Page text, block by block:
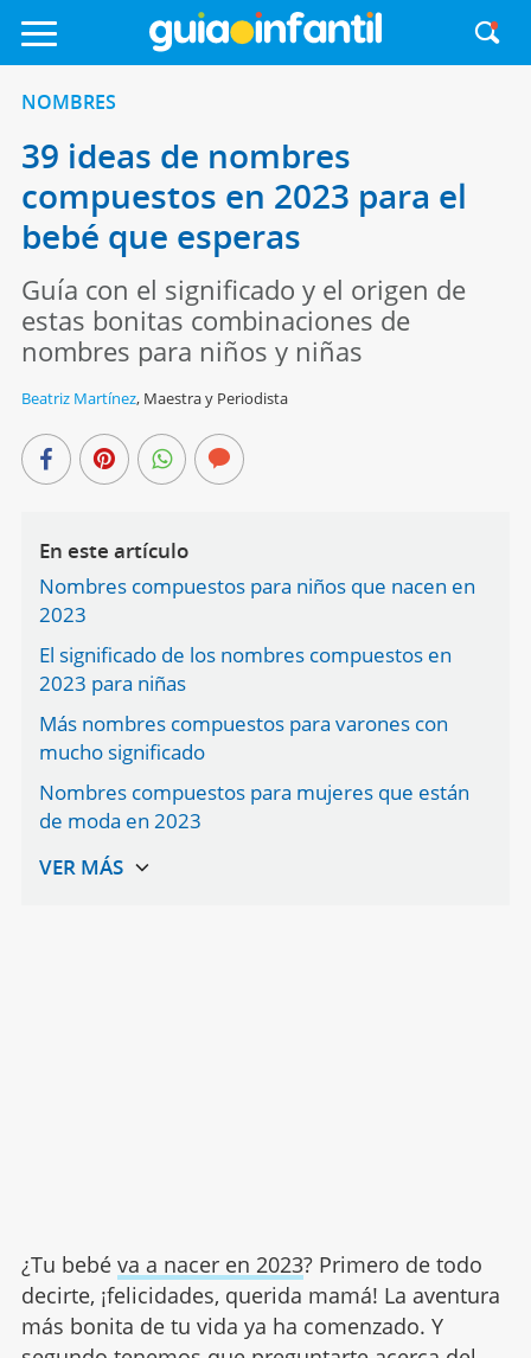
NOMBRES
39 ideas de nombres
compuestos en 2023 para el
bebé que esperas
Guía con el significado y el origen de
estas bonitas combinaciones de
nombres para niños y niñas
Beatriz Martínez, Maestra y Periodista
En este artículo
Nombres compuestos para niños que nacen en
2023
El significado de los nombres compuestos en
2023 para niñas
Más nombres compuestos para varones con
mucho significado
Nombres compuestos para mujeres que están
de moda en 2023
¿Tu bebé va a nacer en 2023? Primero de todo
decirte, ¡felicidades, querida mamá! La aventura
más bonita de tu vida ya ha comenzado. Y